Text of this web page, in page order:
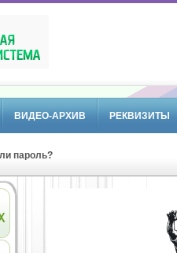
ВИДЕО-АРХИВ РЕКВИЗИТЫ
пароль?